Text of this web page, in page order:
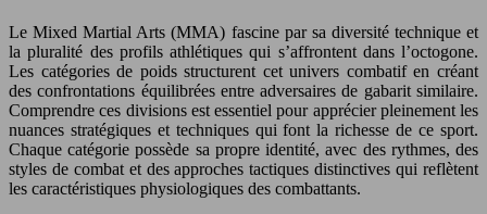
Le Mixed Martial Arts (MMA) fascine par sa diversité technique et
la pluralité des profils athlétiques qui s’affrontent dans l’octogone.
Les catégories de poids structurent cet univers combatif en créant
des confrontations équilibrées entre adversaires de gabarit similaire.
Comprendre ces divisions est essentiel pour apprécier pleinement les
nuances stratégiques et techniques qui font la richesse de ce sport.
Chaque catégorie possède sa propre identité, avec des rythmes, des
styles de combat et des approches tactiques distinctives qui reflètent
les caractéristiques physiologiques des combattants.